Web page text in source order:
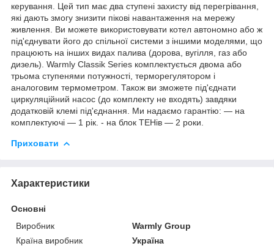
керування. Цей тип має два ступені захисту від перегрівання,
які дають змогу знизити пікові навантаження на мережу
живлення. Ви можете використовувати котел автономно або ж
під'єднувати його до спільної системи з іншими моделями, що
працюють на інших видах палива (дорова, вугілля, газ або
дизель). Warmly Classik Series комплектується двома або
трьома ступенями потужності, терморегулятором і
аналоговим термометром. Також ви зможете під'єднати
циркуляційний насос (до комплекту не входять) завдяки
додатковій клемі під'єднання. Ми надаємо гарантію: — на
комплектуючі — 1 рік. - на блок ТЕНів — 2 роки.
Приховати
Характеристики
Основні
Виробник
Warmly Group
Країна виробник
Україна